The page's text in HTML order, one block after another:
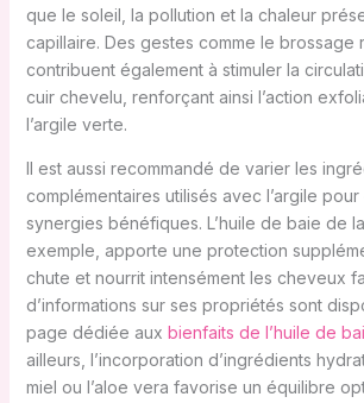
que le soleil, la pollution et la chaleur
capillaire. Des gestes comme le brossage
contribuent également à stimuler la
cuir chevelu, renforçant ainsi l’action
l’argile verte.
Il est aussi recommandé de varier les
complémentaires utilisés avec l’argile
synergies bénéfiques. L’huile de baie de
exemple, apporte une protection
chute et nourrit intensément les cheveux
d’informations sur ses propriétés sont
page dédiée aux bienfaits de l’huile de
ailleurs, l’incorporation d’ingrédients
miel ou l’aloe vera favorise un équilibre